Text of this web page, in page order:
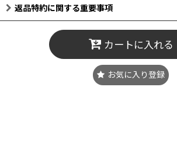
返品特約に関する重要事項
カートに入れる
お気に入り登録